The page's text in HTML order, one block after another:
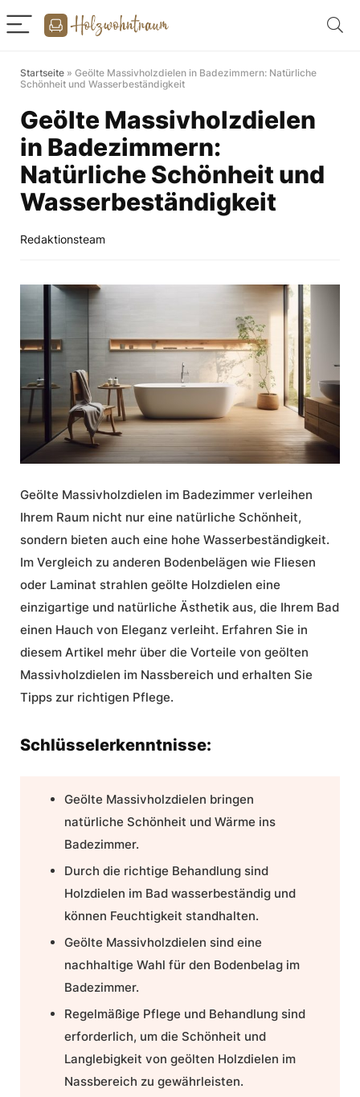
Startseite » Geölte Massivholzdielen in Badezimmern: Natürliche
Schönheit und Wasserbeständigkeit
Geölte Massivholzdielen
in Badezimmern:
Natürliche Schönheit und
Wasserbeständigkeit
Redaktionsteam
Geölte Massivholzdielen im Badezimmer verleihen
Ihrem Raum nicht nur eine natürliche Schönheit,
sondern bieten auch eine hohe Wasserbeständigkeit.
Im Vergleich zu anderen Bodenbelägen wie Fliesen
oder Laminat strahlen geölte Holzdielen eine
einzigartige und natürliche Ästhetik aus, die Ihrem Bad
einen Hauch von Eleganz verleiht. Erfahren Sie in
diesem Artikel mehr über die Vorteile von geölten
Massivholzdielen im Nassbereich und erhalten Sie
Tipps zur richtigen Pflege.
Schlüsselerkenntnisse:
Geölte Massivholzdielen bringen
natürliche Schönheit und Wärme ins
Badezimmer.
Durch die richtige Behandlung sind
Holzdielen im Bad wasserbeständig und
können Feuchtigkeit standhalten.
Geölte Massivholzdielen sind eine
nachhaltige Wahl für den Bodenbelag im
Badezimmer.
Regelmäßige Pflege und Behandlung sind
erforderlich, um die Schönheit und
Langlebigkeit von geölten Holzdielen im
Nassbereich zu gewährleisten.